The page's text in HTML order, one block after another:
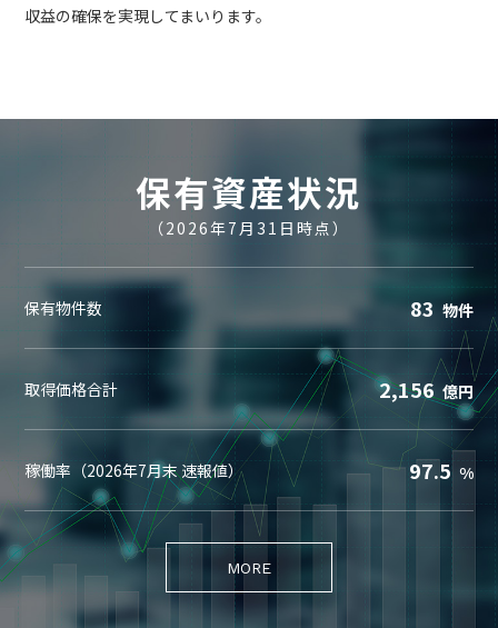
収益の確保を実現してまいります。
保有資産状況
（2026年7月31日時点）
保有物件数 83 物件
取得価格合計 2,156億円
稼働率（2026年7月末 速報値） 97.5%
MORE